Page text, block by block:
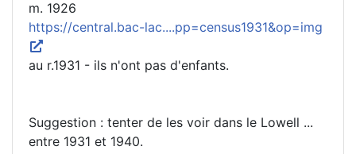
m. 1926
https://central.bac-lac....pp=census1931&op=img
au r.1931 - ils n'ont pas d'enfants.
Suggestion : tenter de les voir dans le Lowell ...
entre 1931 et 1940.